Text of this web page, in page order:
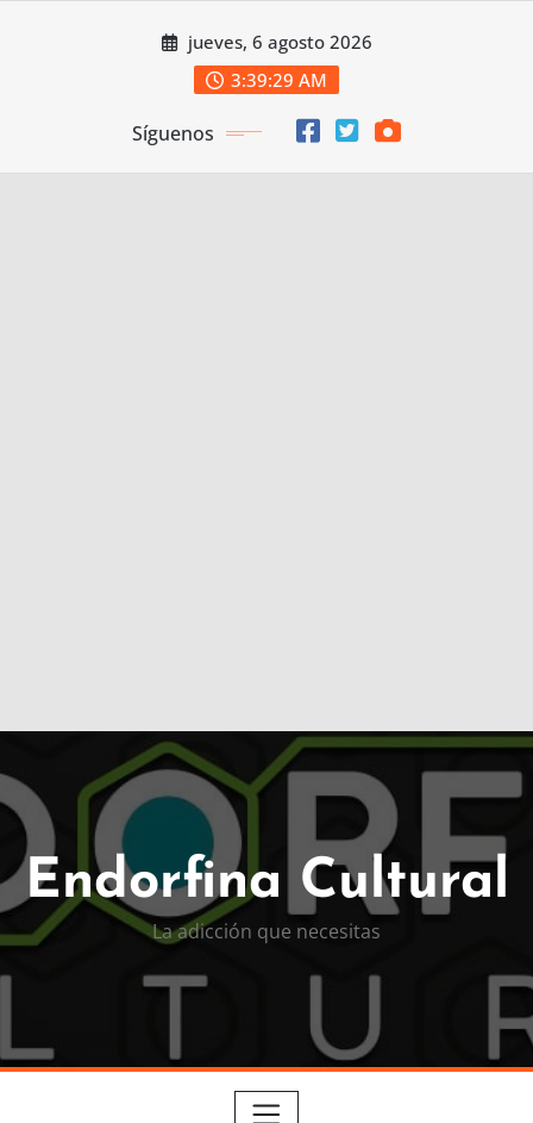
jueves, 6 agosto 2026
3:39:30 AM
Síguenos
Endorfina Cultural
La adicción que necesitas